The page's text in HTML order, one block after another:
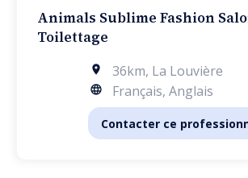
Animals Sublime Fashion
Toilettage
36km, La Louvière
Français, Anglais
Contacter ce